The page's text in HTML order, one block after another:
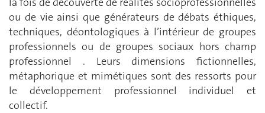
ou de vie ainsi que générateurs de débats éthiques,
techniques, déontologiques à l’intérieur de groupes
professionnels ou de groupes sociaux hors champ
professionnel . Leurs dimensions fictionnelles,
métaphorique et mimétiques sont des ressorts pour
le développement professionnel individuel et
collectif.